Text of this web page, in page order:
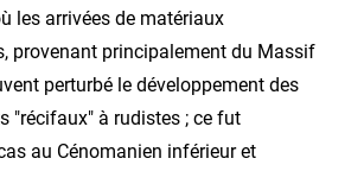
les arrivées de matériaux
provenant principalement du Massif
perturbé le développement des
"récifaux" à rudistes ; ce fut
au Cénomanien inférieur et